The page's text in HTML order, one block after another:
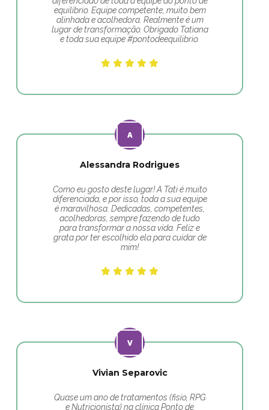
equilíbrio. Equipe competente, muito bem
alinhada e acolhedora. Realmente é um
lugar de transformação. Obrigado Tatiana
e toda sua equipe #pontodeequilibrio.
Alessandra Rodrigues
Como eu gosto deste lugar! A Tati é muito
diferenciada, e por isso, toda a sua equipe
é maravilhosa. Dedicadas, competentes,
acolhedoras, sempre fazendo de tudo
para transformar a nossa vida. Feliz e
grata por ter escolhido ela para cuidar de
mim!
Vivian Separovic
Quase um ano de tratamentos (fisio, RPG
e Nutricionista) na clínica Ponto de